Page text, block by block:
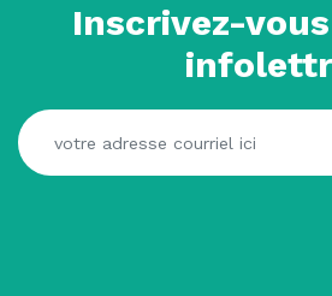
Inscrivez-